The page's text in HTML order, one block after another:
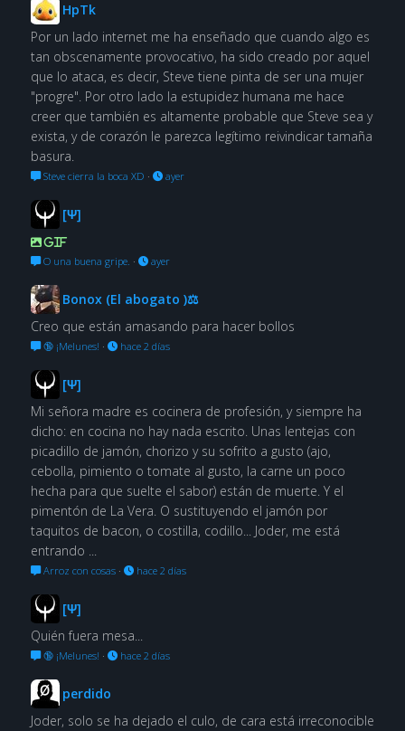
HpTk
Por un lado internet me ha enseñado que cuando algo es
tan obscenamente provocativo, ha sido creado por aquel
que lo ataca, es decir, Steve tiene pinta de ser una mujer
"progre". Por otro lado la estupidez humana me hace
creer que también es altamente probable que Steve sea y
exista, y de corazón le parezca legítimo reivindicar tamaña
basura.
Steve cierra la boca XD · ayer
[Ψ]
GIF
O una buena gripe. · ayer
Bonox (El abogato )⚖
Creo que están amasando para hacer bollos
🔞 ¡Melunes! · hace 2 días
[Ψ]
Mi señora madre es cocinera de profesión, y siempre ha
dicho: en cocina no hay nada escrito. Unas lentejas con
picadillo de jamón, chorizo y su sofrito a gusto (ajo,
cebolla, pimiento o tomate al gusto, la carne un poco
hecha para que suelte el sabor) están de muerte. Y el
pimentón de La Vera. O sustituyendo el jamón por
taquitos de bacon, o costilla, codillo... Joder, me está
entrando ...
Arroz con cosas· hace 2 días
[Ψ]
Quién fuera mesa...
🔞 ¡Melunes! · hace 2 días
perdido
Joder, solo se ha dejado el culo, de cara está irreconocible